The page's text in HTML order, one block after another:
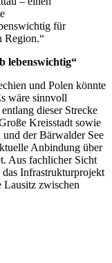
für
Region.“
lebenswichtig“
und Polen könnte
wäre sinnvoll
dieser Strecke
Kreisstadt sowie
der Bärwalder See
Anbindung über
Aus fachlicher Sicht
das Infrastrukturprojekt
Lausitz zwischen